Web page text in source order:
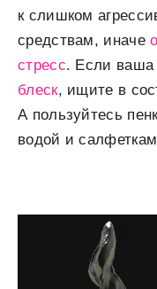
к слишком
средствам, иначе
стресс. Если
блеск, ищите в
А пользуйтесь
водой и